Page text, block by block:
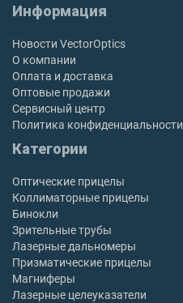
Информация
Новости VectorOptics
О компании
Оплата и доставка
Оптовые продажи
Сервисный центр
Политика конфиденциальности
Категории
Оптические прицелы
Коллиматорные прицелы
Бинокли
Зрительные трубы
Лазерные дальномеры
Призматические прицелы
Магниферы
Лазерные целеуказатели